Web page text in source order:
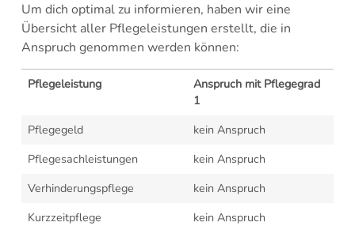
Um dich optimal zu informieren, haben wir eine
Übersicht aller Pflegeleistungen erstellt, die in
Anspruch genommen werden können:
Pflegeleistung
Anspruch mit Pflegegrad
1
Pflegegeld
kein Anspruch
Pflegesachleistungen
kein Anspruch
Verhinderungspflege
kein Anspruch
Kurzzeitpflege
kein Anspruch